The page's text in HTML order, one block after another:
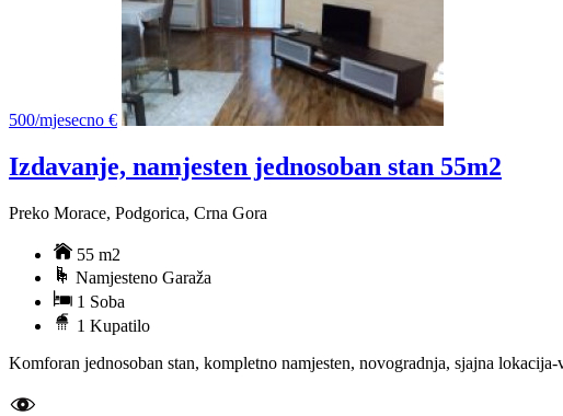
500/mjesecno €
Izdavanje, namjesten jednosoban stan 55m2
Preko Morace, Podgorica, Crna Gora
55 m2
Namjesteno Garaža
1 Soba
1 Kupatilo
Komforan jednosoban stan, kompletno namjesten, novogradnja, sjajna